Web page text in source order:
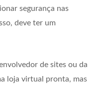
segurança nas
deve ter um
de sites ou da
loja virtual pronta, mas